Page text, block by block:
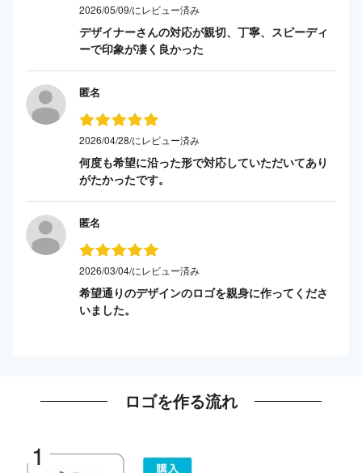
2026/05/09/にレビュー済み
デザイナーさんの対応が親切、丁寧、スピーディ
ーで印象が凄く良かった
匿名
2026/04/28/にレビュー済み
何度も希望に沿った形で対応していただいてあり
がたかったです。
匿名
2026/03/04/にレビュー済み
希望通りのデザインのロゴを親身に作ってくださ
いました。
ロゴを作る流れ